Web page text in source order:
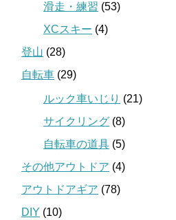
滑走・練習 (53)
XCスキー (4)
登山 (28)
自転車 (29)
ルック車いじり (21)
サイクリング (8)
自転車の道具 (5)
その他アウトドア (4)
アウトドアギア (78)
DIY (10)